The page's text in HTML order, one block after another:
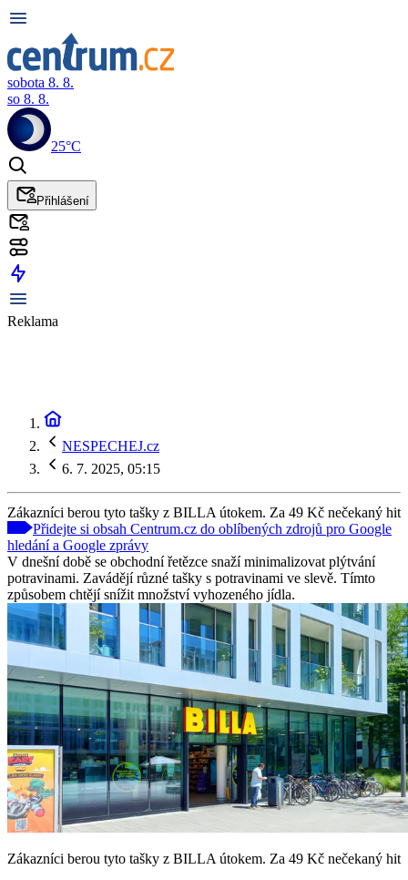
sobota 8. 8.
so 8. 8.
25°C
Přihlášení
Reklama
NESPECHEJ.cz
6. 7. 2025, 05:15
Zákazníci berou tyto tašky z BILLA útokem. Za 49 Kč nečekaný hit
Přidejte si obsah Centrum.cz do oblíbených zdrojů pro Google
hledání a Google zprávy
V dnešní době se obchodní řetězce snaží minimalizovat plýtvání
potravinami. Zavádějí různé tašky s potravinami ve slevě. Tímto
způsobem chtějí snížit množství vyhozeného jídla.
Zákazníci berou tyto tašky z BILLA útokem. Za 49 Kč nečekaný hit